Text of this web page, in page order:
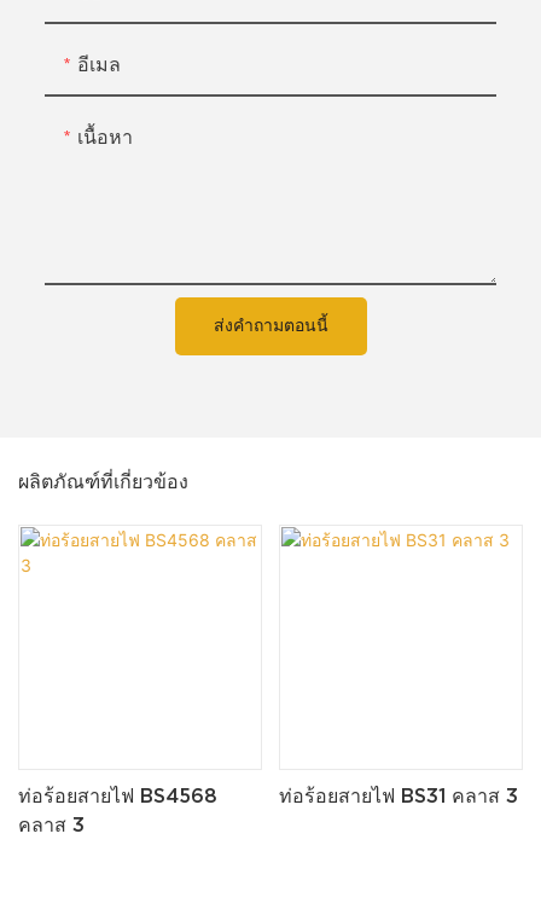
อีเมล
เนื้อหา
ส่งคำถามตอนนี้
ผลิตภัณฑ์ที่เกี่ยวข้อง
ท่อร้อยสายไฟ BS4568
คลาส 3
ท่อร้อยสายไฟ BS31 คลาส 3